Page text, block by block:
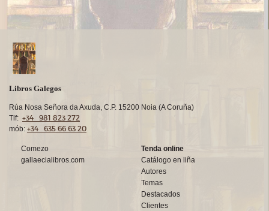
Libros Galegos
Rúa Nosa Señora da Axuda, C.P. 15200 Noia (A Coruña)
Tlf: +34 981 823 272
mób: +34 635 66 63 20
Comezo
gallaecialibros.com
Tenda online
Catálogo en liña
Autores
Temas
Destacados
Clientes